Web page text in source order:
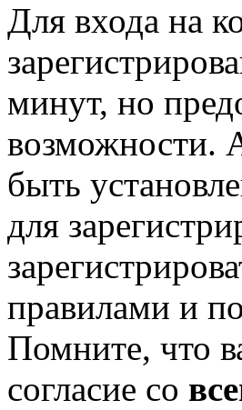
Для входа на
минут, но
возможности.
быть
для
правилами и
Помните, что
согласие со